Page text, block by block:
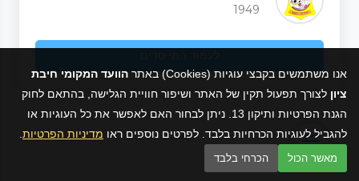
אנו משתמשים בקבצי עוגיות (Cookies) באתר
הוועד המקומי חיבת
ציון לצורך תפעול תקין של האתר ושיפור חוויית הגלישה, בהתאם לחוק
הגנת הפרטיות ותיקון 13. ניתן לבחור האם לאפשר את כל העוגיות או
להגביל לעוגיות הכרחיות בלבד. לפרטים נוספים ראו מדיניות הפרטיות
מאשר הכול הכרחי בלבד
1949